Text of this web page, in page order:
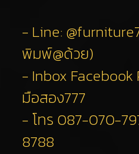
- Line:
พิมพ์@ด้วย)
- Inbox Facebook
มือสอง777
- โทร 087-070-
8788